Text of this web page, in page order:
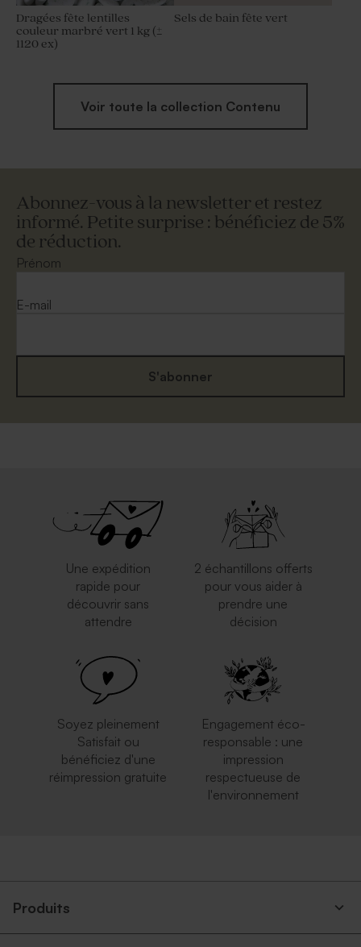
Dragées fête lentilles
couleur marbré vert 1 kg (±
1120 ex)
Sels de bain fête vert
Voir toute la collection Contenu
Abonnez-vous à la newsletter et restez
informé. Petite surprise : bénéficiez de 5%
de réduction.
Prénom
E-mail
S'abonner
Une expédition
rapide pour
découvrir sans
attendre
2 échantillons offerts
pour vous aider à
prendre une
décision
Soyez pleinement
Satisfait ou
bénéficiez d'une
réimpression gratuite
Engagement éco-
responsable : une
impression
respectueuse de
l'environnement
Produits